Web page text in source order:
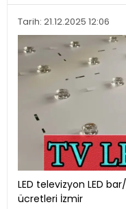
Tarih: 21.12.2025 12:06
LED televizyon LED
ücretleri İzmir